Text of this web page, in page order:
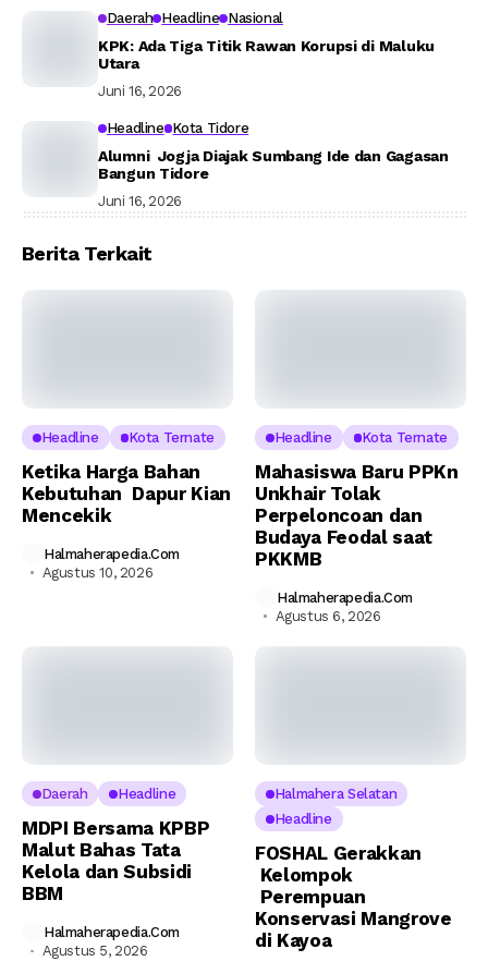
Daerah Headline Nasional
KPK: Ada Tiga Titik Rawan Korupsi di Maluku
Utara
Juni 16, 2026
Headline Kota Tidore
Alumni Jogja Diajak Sumbang Ide dan Gagasan
Bangun Tidore
Juni 16, 2026
Berita Terkait
Headline Kota Ternate
Ketika Harga Bahan
Kebutuhan Dapur Kian
Mencekik
Halmaherapedia.com
Agustus 10, 2026
Headline Kota Ternate
Mahasiswa Baru PPKn
Unkhair Tolak
Perpeloncoan dan
Budaya Feodal saat
PKKMB
Halmaherapedia.com
Agustus 6, 2026
Daerah Headline
MDPI Bersama KPBP
Malut Bahas Tata
Kelola dan Subsidi
BBM
Halmaherapedia.com
Agustus 5, 2026
Halmahera Selatan
Headline
FOSHAL Gerakkan
Kelompok
Perempuan
Konservasi Mangrove
di Kayoa